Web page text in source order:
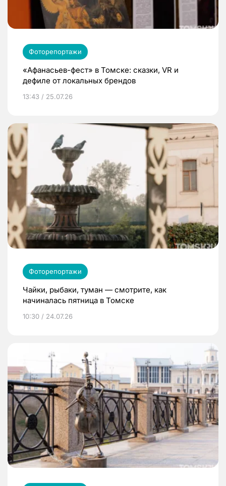
Фоторепортажи
«Афанасьев-фест» в Томске: сказки, VR и
дефиле от локальных брендов
13:43 / 25.07.26
Фоторепортажи
Чайки, рыбаки, туман — смотрите, как
начиналась пятница в Томске
10:30 / 24.07.26